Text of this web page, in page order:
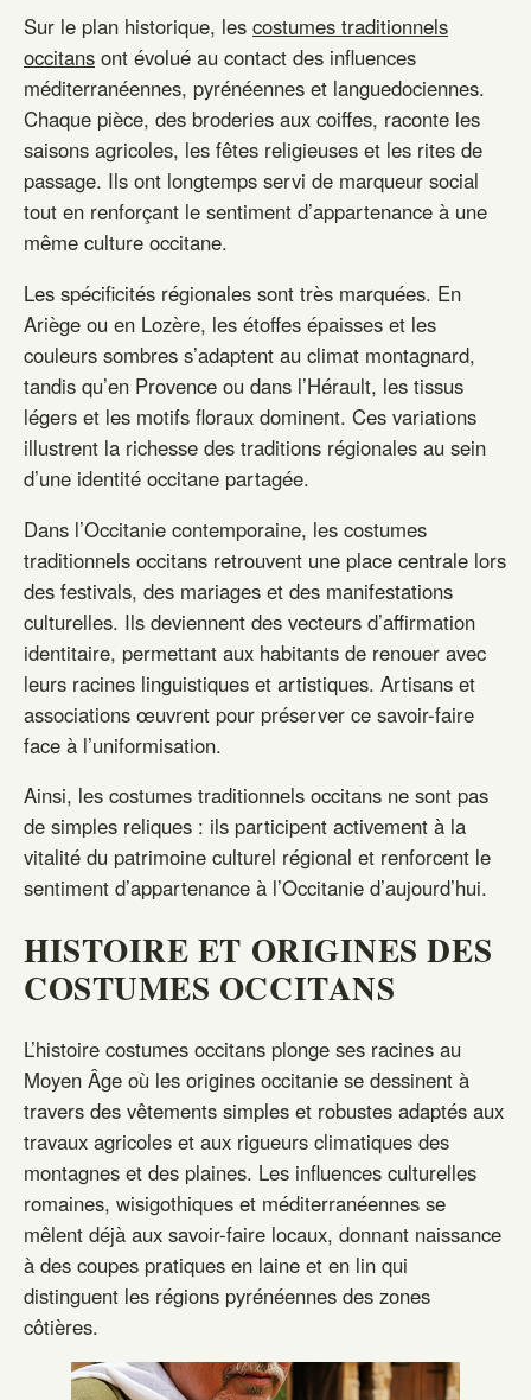
Sur le plan historique, les costumes traditionnels
occitans ont évolué au contact des influences
méditerranéennes, pyrénéennes et languedociennes.
Chaque pièce, des broderies aux coiffes, raconte les
saisons agricoles, les fêtes religieuses et les rites de
passage. Ils ont longtemps servi de marqueur social
tout en renforçant le sentiment d’appartenance à une
même culture occitane.
Les spécificités régionales sont très marquées. En
Ariège ou en Lozère, les étoffes épaisses et les
couleurs sombres s’adaptent au climat montagnard,
tandis qu’en Provence ou dans l’Hérault, les tissus
légers et les motifs floraux dominent. Ces variations
illustrent la richesse des traditions régionales au sein
d’une identité occitane partagée.
Dans l’Occitanie contemporaine, les costumes
traditionnels occitans retrouvent une place centrale lors
des festivals, des mariages et des manifestations
culturelles. Ils deviennent des vecteurs d’affirmation
identitaire, permettant aux habitants de renouer avec
leurs racines linguistiques et artistiques. Artisans et
associations œuvrent pour préserver ce savoir-faire
face à l’uniformisation.
Ainsi, les costumes traditionnels occitans ne sont pas
de simples reliques : ils participent activement à la
vitalité du patrimoine culturel régional et renforcent le
sentiment d’appartenance à l’Occitanie d’aujourd’hui.
HISTOIRE ET ORIGINES DES
COSTUMES OCCITANS
L’histoire costumes occitans plonge ses racines au
Moyen Âge où les origines occitanie se dessinent à
travers des vêtements simples et robustes adaptés aux
travaux agricoles et aux rigueurs climatiques des
montagnes et des plaines. Les influences culturelles
romaines, wisigothiques et méditerranéennes se
mêlent déjà aux savoir-faire locaux, donnant naissance
à des coupes pratiques en laine et en lin qui
distinguent les régions pyrénéennes des zones
côtières.